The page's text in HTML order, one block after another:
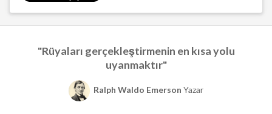
"Rüyaları gerçekleştirmenin en kısa yolu
uyanmaktır"
Ralph Waldo Emerson Yazar